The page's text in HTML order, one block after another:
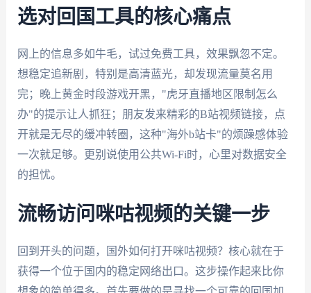
选对回国工具的核心痛点
网上的信息多如牛毛，试过免费工具，效果飘忽不定。
想稳定追新剧，特别是高清蓝光，却发现流量莫名用
完；晚上黄金时段游戏开黑，"虎牙直播地区限制怎么
办"的提示让人抓狂；朋友发来精彩的B站视频链接，点
开就是无尽的缓冲转圈，这种"海外b站卡"的烦躁感体验
一次就足够。更别说使用公共Wi-Fi时，心里对数据安全
的担忧。
流畅访问咪咕视频的关键一步
回到开头的问题，国外如何打开咪咕视频？核心就在于
获得一个位于国内的稳定网络出口。这步操作起来比你